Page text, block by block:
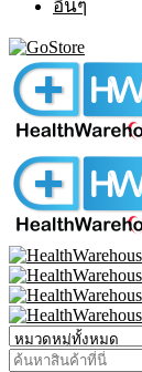
อื่นๆ